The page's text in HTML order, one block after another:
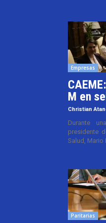
Empresas
M en
Christian
Durante
presidente
Salud, Mario
Paritarias